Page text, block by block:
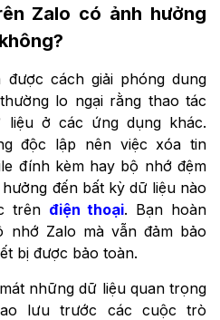
Zalo có ảnh hưởng
cách giải phóng dung
lo ngại rằng thao tác
ở các ứng dụng khác.
độc lập nên việc xóa tin
đính kèm hay bộ nhớ đệm
đến bất kỳ dữ liệu nào
trên điện thoại. Bạn hoàn
nhớ Zalo mà vẫn đảm bảo
bị được bảo toàn.
những dữ liệu quan trọng
lưu trước các cuộc trò